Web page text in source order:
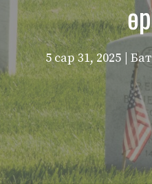
5 сар 31, 2025 |